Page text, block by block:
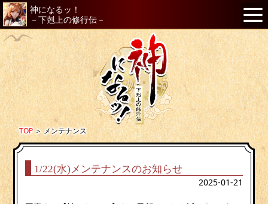
神になるッ！
－下剋上の修行伝－
TOP＞メンテナンス
1/22(水)メンテナンスのお知らせ
2025-01-21